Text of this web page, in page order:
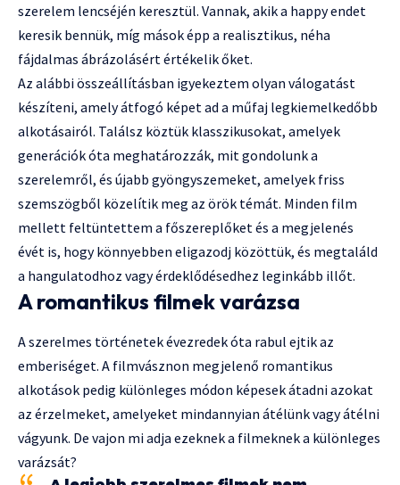
szerelem lencséjén keresztül. Vannak, akik a happy endet
keresik bennük, míg mások épp a realisztikus, néha
fájdalmas ábrázolásért értékelik őket.
Az alábbi összeállításban igyekeztem olyan válogatást
készíteni, amely átfogó képet ad a műfaj legkiemelkedőbb
alkotásairól. Találsz köztük klasszikusokat, amelyek
generációk óta meghatározzák, mit gondolunk a
szerelemről, és újabb gyöngyszemeket, amelyek friss
szemszögből közelítik meg az örök témát. Minden film
mellett feltüntettem a főszereplőket és a megjelenés
évét is, hogy könnyebben eligazodj közöttük, és megtaláld
a hangulatodhoz vagy érdeklődésedhez leginkább illőt.
A romantikus filmek varázsa
A szerelmes történetek évezredek óta rabul ejtik az
emberiséget. A filmvásznon megjelenő romantikus
alkotások pedig különleges módon képesek átadni azokat
az érzelmeket, amelyeket mindannyian átélünk vagy átélni
vágyunk. De vajon mi adja ezeknek a filmeknek a különleges
varázsát?